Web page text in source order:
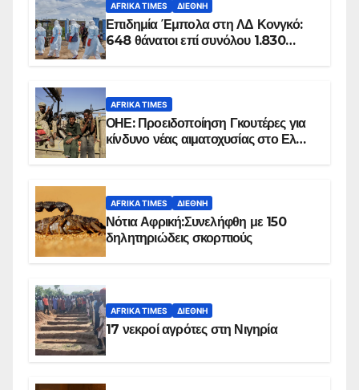
AFRIKA TIMES ΔΙΕΘΝΉ
Επιδημία Έμπολα στη ΛΔ Κονγκό:
648 θάνατοι επί συνόλου 1.830
AFRIKA TIMES
ΟΗΕ: Προειδοποίηση Γκουτέρες για
κίνδυνο νέας αιματοχυσίας στο Ελ
AFRIKA TIMES ΔΙΕΘΝΉ
Νότια Αφρική:Συνελήφθη με 150
δηλητηριώδεις σκορπιούς
AFRIKA TIMES ΔΙΕΘΝΉ
17 νεκροί αγρότες στη Νιγηρία